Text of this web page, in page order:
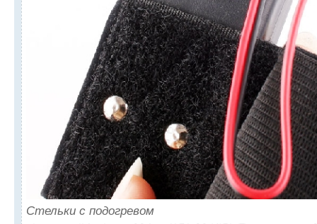
Стельки с подогревом